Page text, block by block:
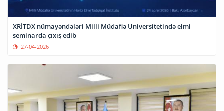
XRİTDX nümayəndələri Milli Müdafiə Universitetində elmi
seminarda çıxış edib
27-04-2026